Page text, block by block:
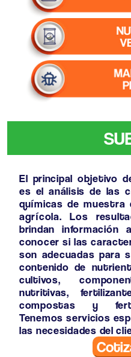
El principal objetivo
es el análisis de las
químicas de muestra
agrícola. Los
brindan información
conocer si las
son adecuadas para
contenido de
cultivos,
nutritivas,
compostas y
Tenemos servicios
las necesidades del